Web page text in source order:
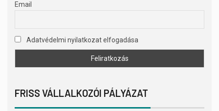
Email
Adatvédelmi nyilatkozat elfogadása
FRISS VÁLLALKOZÓI PÁLYÁZAT